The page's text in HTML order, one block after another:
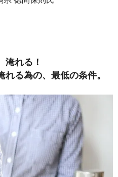
淹れる！
る為の、最低の条件。